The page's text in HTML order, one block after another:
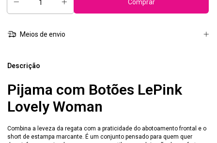
Meios de envio
Descrição
Pijama com Botões LePink
Lovely Woman
Combina a leveza da regata com a praticidade do abotoamento frontal e o
short de estampa marcante. É um conjunto pensado para quem quer